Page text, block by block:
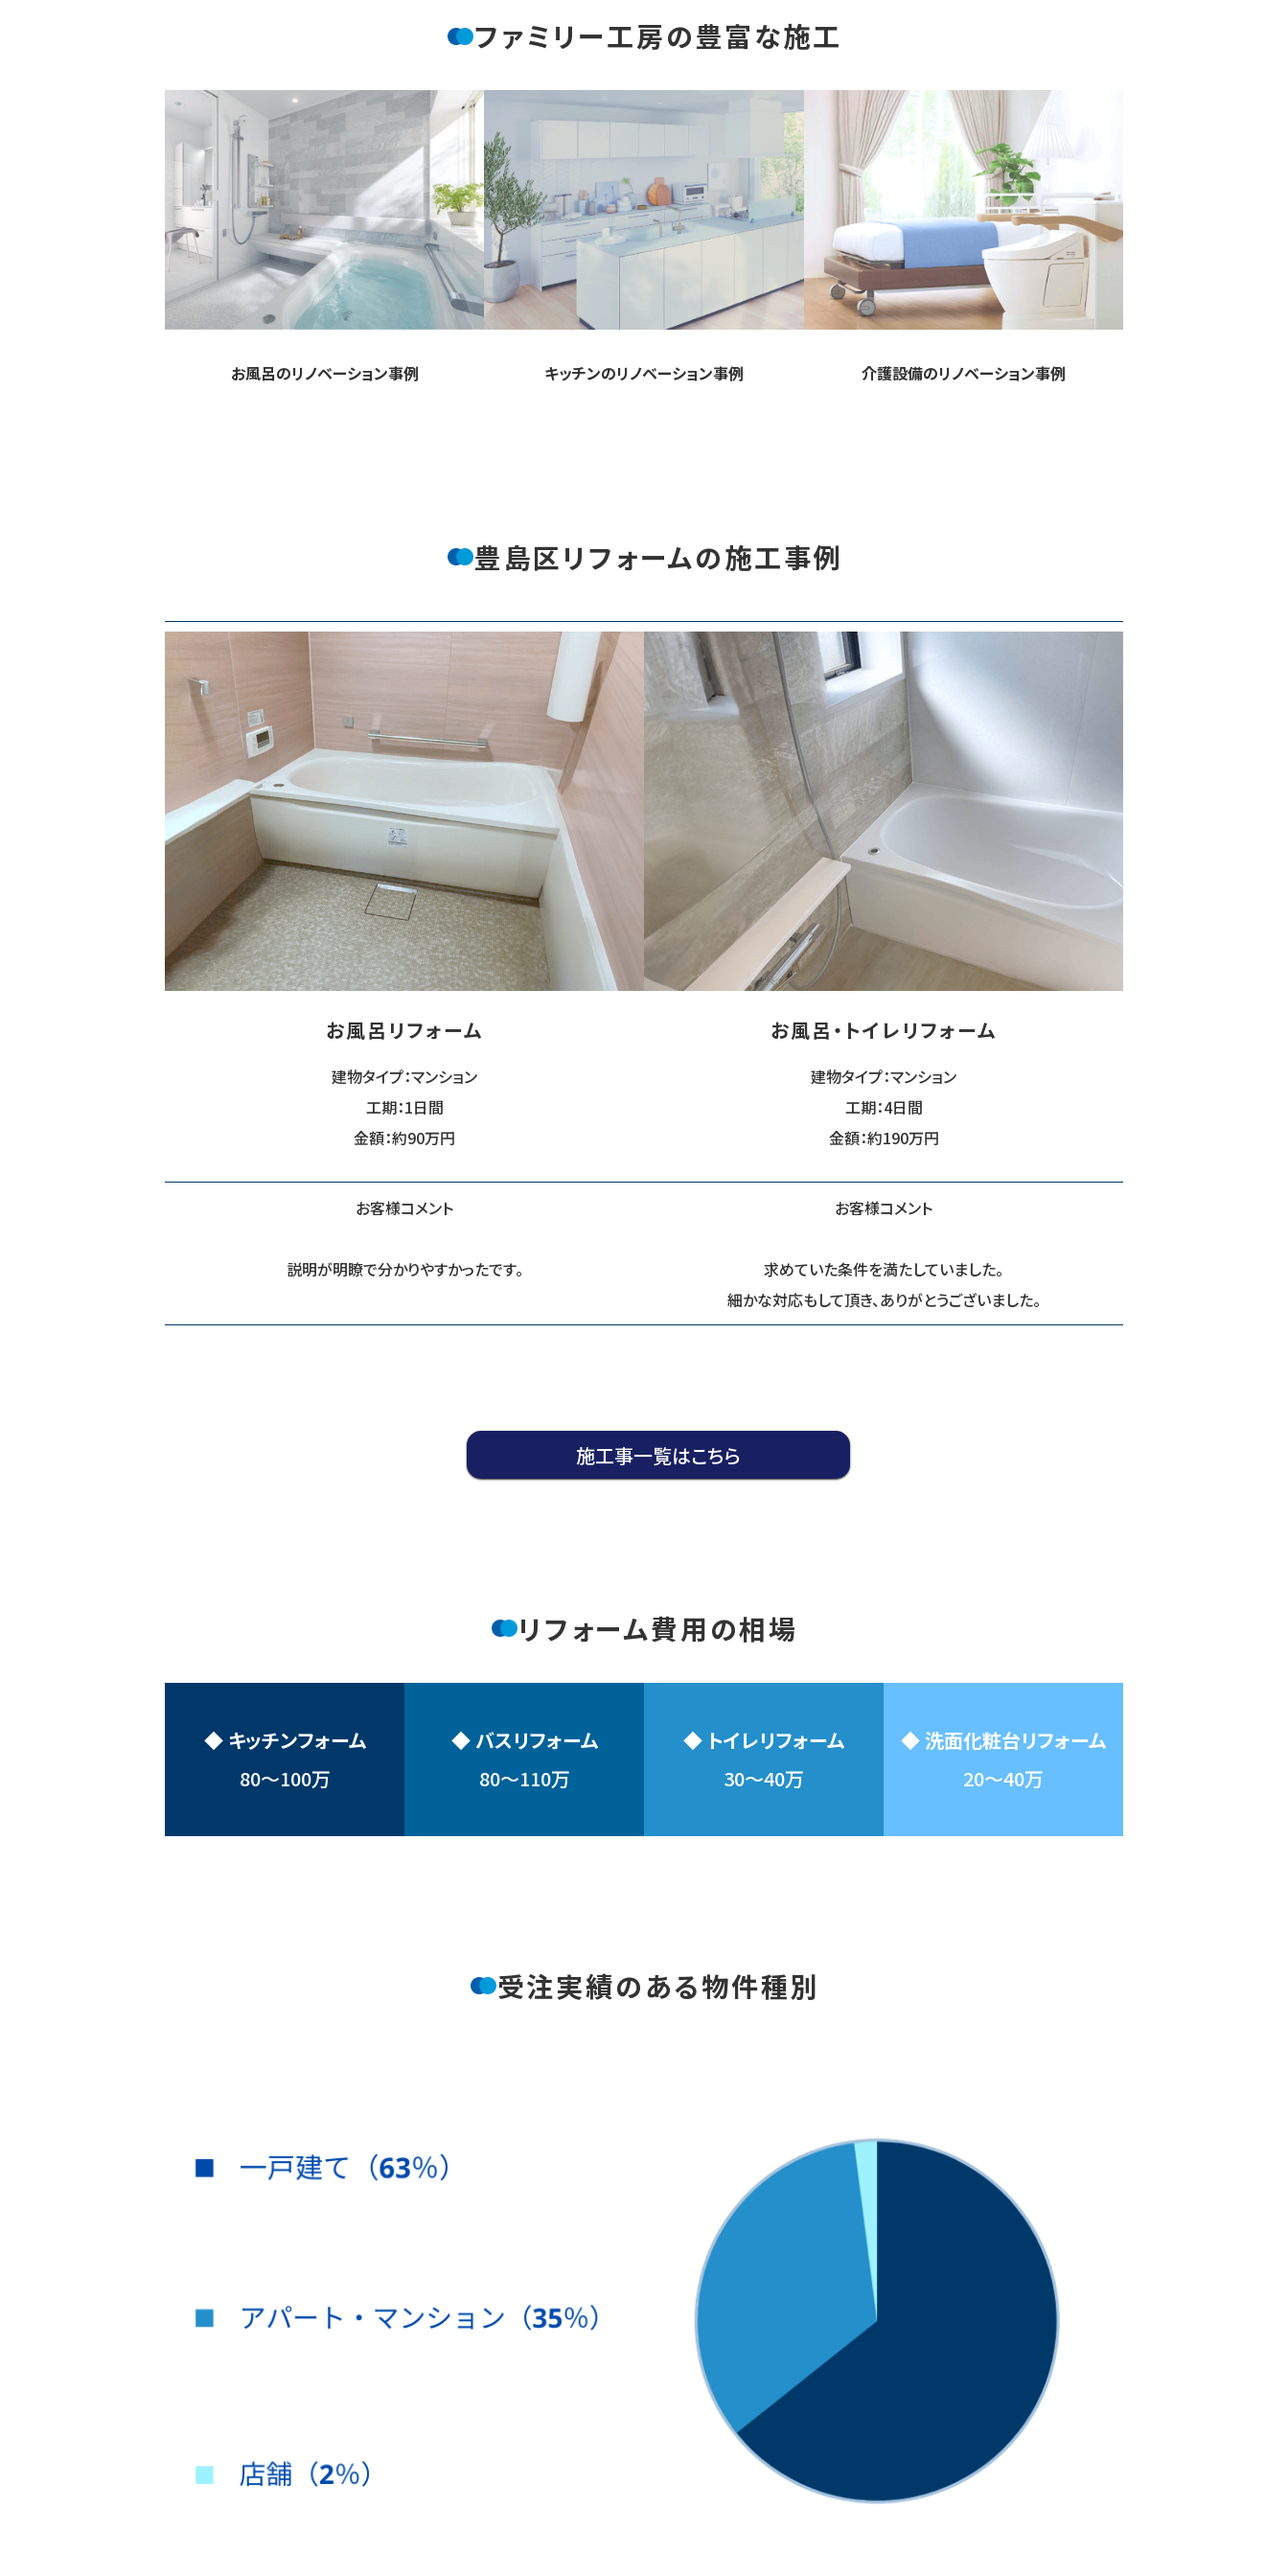
ファミリー工房の豊富な施工
お風呂のリノベーション事例 キッチンのリノベーション事例 介護設備のリノベーション事例
豊島区リフォームの施工事例
お風呂リフォーム
建物タイプ：マンション
工期：1日間
金額：約90万円
お客様コメント
説明が明瞭で分かりやすかったです。
お風呂・トイレリフォーム
建物タイプ：マンション
工期：4日間
金額：約190万円
お客様コメント
求めていた条件を満たしていました。
細かな対応もして頂き、ありがとうございました。
施工事一覧はこちら
リフォーム費用の相場
◆ キッチンフォーム
80〜100万
◆ バスリフォーム
80〜110万
◆ トイレリフォーム
30〜40万
◆ 洗面化粧台リフォーム
20〜40万
受注実績のある物件種別